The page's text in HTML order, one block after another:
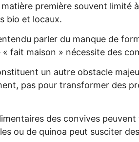
première souvent limité
bio et locaux.
parler du manque de
« fait maison » nécessite des
un autre obstacle
pas pour transformer des
des convives
ou de quinoa peut susciter